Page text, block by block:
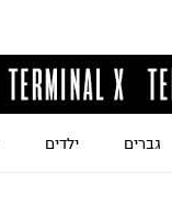
גברים ילדים